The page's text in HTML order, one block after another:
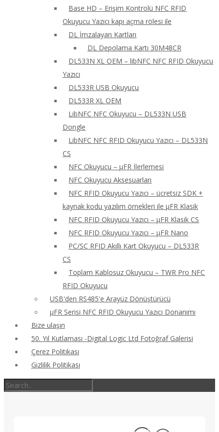
Base HD – Erişim Kontrolü NFC RFID
Okuyucu Yazıcı kapı açma rölesi ile
DL İmzalayan Kartları
DL Depolama Kartı 30M48CR
DL533N XL OEM – libNFC NFC RFID Okuyucu
Yazıcı
DL533R USB Okuyucu
DL533R XL OEM
LibNFC NFC Okuyucu – DL533N USB
Dongle
LibNFC NFC RFID Okuyucu Yazıcı – DL533N
CS
NFC Okuyucu – μFR İlerlemesi
NFC Okuyucu Aksesuarları
NFC RFID Okuyucu Yazıcı – ücretsiz SDK +
kaynak kodu yazılım örnekleri ile μFR Klasik
NFC RFID Okuyucu Yazıcı – μFR Klasik CS
NFC RFID Okuyucu Yazıcı – μFR Nano
PC/SC RFID Akıllı Kart Okuyucu – DL533R
CS
Toplam Kablosuz Okuyucu – TWR Pro NFC
RFID Okuyucu
USB'den RS485'e Arayüz Dönüştürücü
μFR Serisi NFC RFID Okuyucu Yazıcı Donanımı
Bize ulaşın
50. Yıl Kutlaması -Digital Logic Ltd Fotoğraf Galerisi
Çerez Politikası
Gizlilik Politikası